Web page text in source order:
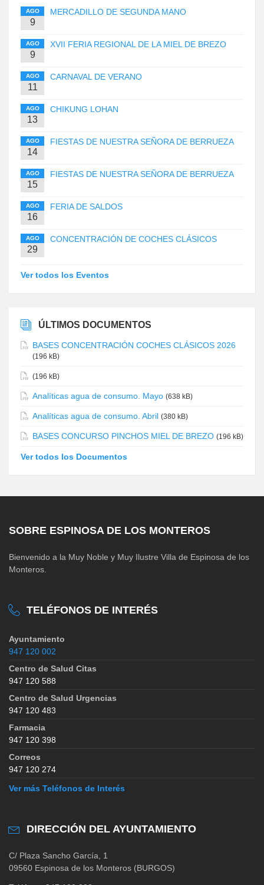
AGO
9
MERCADILLO DE SEGUNDA MANO
AGO
9
XVII FERIA REGIONAL DE LA MIEL DE BREZO
AGO
11
CARNAVAL DE VERANO
AGO
13
CHIKUNG LOHAN
AGO
14
FIESTAS DE NUESTRA SEÑORA DE BERRUEZA
AGO
15
FIESTAS DE NUESTRA SEÑORA DE BERRUEZA
AGO
16
FERIA DE SALDOS
AGO
29
CONCENTRACIÓN DE COCHES CLÁSICOS
Ver todos los Eventos
ÚLTIMOS DOCUMENTOS
BASES CONCENTRACIÓN COCHES CLÁSICOS 2026
(196 kB)
(196 kB)
Analíticas agua de consumo. Mayo (638 kB)
Analíticas agua de consumo. Abril (380 kB)
BASES CONCURSO PINCHOS MIEL DE BREZO (196 kB)
Ver todos los Documentos
SOBRE ESPINOSA DE LOS MONTEROS
Bienvenido a la Muy Noble y Muy Ilustre Villa de Espinosa de los
Monteros.
TELÉFONOS DE INTERÉS
Ayuntamiento
947 120 002
Centro de Salud Citas
947 120 588
Centro de Salud Urgencias
947 120 483
Farmacia
947 120 398
Correos
947 120 274
Ver más Teléfonos de Interés
DIRECCIÓN DEL AYUNTAMIENTO
C/ Plaza Sancho García, 1
09560 Espinosa de los Monteros (BURGOS)